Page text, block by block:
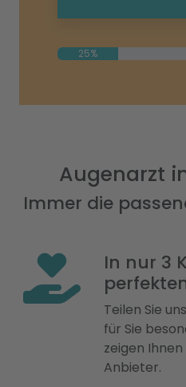
25%
Augenarzt
Immer die
In nur 3
Teilen Sie
für Sie
zeigen
Anbieter.